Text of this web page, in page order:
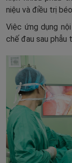
niệu và điều trị béo
Việc ứng dụng
chế đau sau phẫu